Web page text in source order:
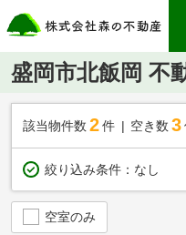
盛岡市北飯岡 不
該当物件数 2件 空き数 3
絞り込み条件： なし
空室のみ